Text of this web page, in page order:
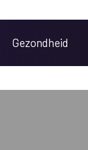
Gezondheid